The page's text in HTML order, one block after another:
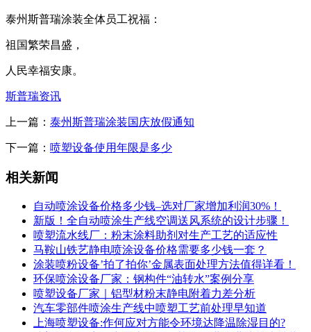
泰州斯普瑞涂装全体员工祝福：
祖国繁荣昌盛，
人民幸福安康。
斯普瑞资讯
上一篇： 泰州斯普瑞涂装国庆放假通知
下一篇： 喷塑设备使用年限是多少
相关新闻
自动喷涂设备价格多少钱–选对厂家增加利润30%！
新版！全自动喷涂生产线空调送风系统的设计步骤！
喷塑流水线厂：粉末涂料助剂对生产工艺的适应性
马鞍山铁艺静电喷涂设备价格需要多少钱一套？
涂装喷粉设备’拍了拍你’金属表面处理方法值得详看！
环保喷涂设备厂家：钢构件“油转水”案例分享
喷塑设备厂家｜铝型材粉末静电附着力差分析
汽车零部件喷涂生产线中喷塑工艺前处理早知道
上海喷塑设备:作何应对方能令环境达降温除湿目的?